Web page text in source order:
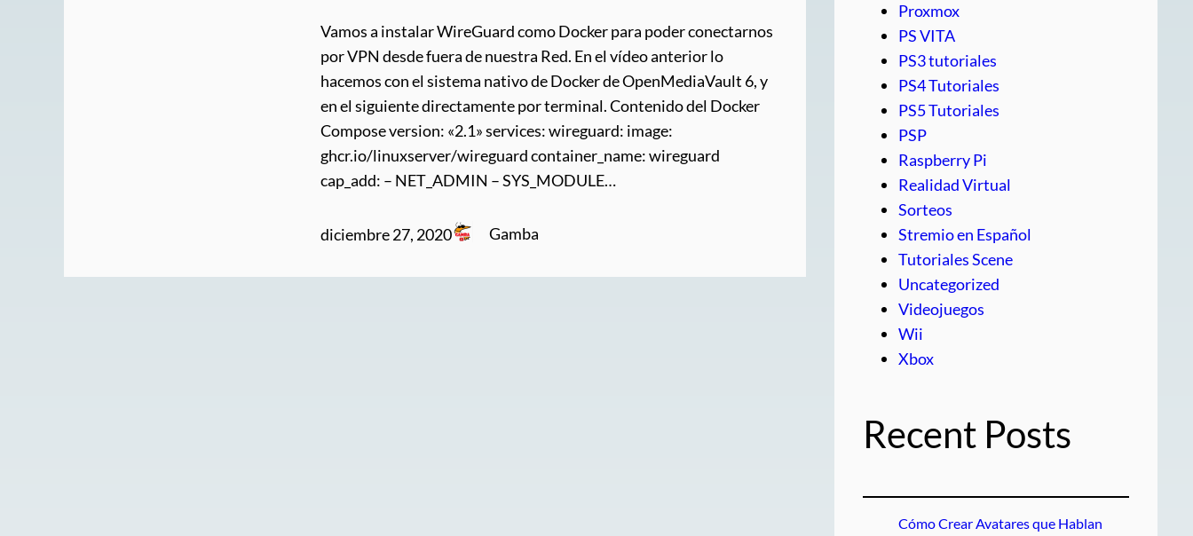
Vamos a instalar WireGuard como Docker para poder conectarnos
por VPN desde fuera de nuestra Red. En el vídeo anterior lo
hacemos con el sistema nativo de Docker de OpenMediaVault 6, y
en el siguiente directamente por terminal. Contenido del Docker
Compose version: «2.1» services: wireguard: image:
ghcr.io/linuxserver/wireguard container_name: wireguard
cap_add: – NET_ADMIN – SYS_MODULE…
diciembre 27, 2020 Gamba
Proxmox
PS VITA
PS3 tutoriales
PS4 Tutoriales
PS5 Tutoriales
PSP
Raspberry Pi
Realidad Virtual
Sorteos
Stremio en Español
Tutoriales Scene
Uncategorized
Videojuegos
Wii
Xbox
Recent Posts
Cómo Crear Avatares que Hablan